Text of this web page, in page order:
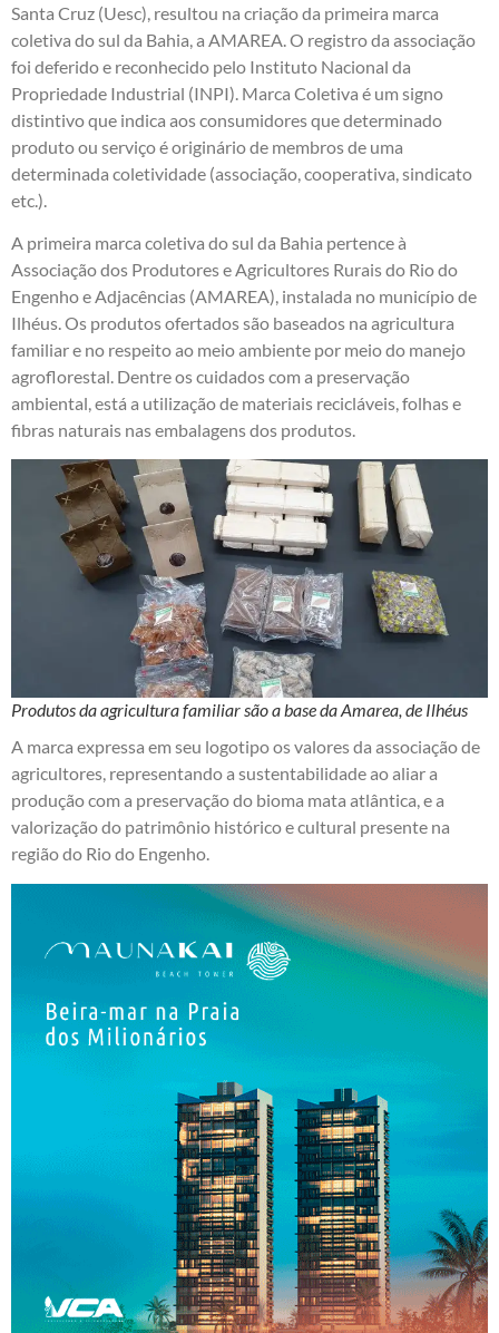
Santa Cruz (Uesc), resultou na criação da primeira marca
coletiva do sul da Bahia, a AMAREA. O registro da associação
foi deferido e reconhecido pelo Instituto Nacional da
Propriedade Industrial (INPI). Marca Coletiva é um signo
distintivo que indica aos consumidores que determinado
produto ou serviço é originário de membros de uma
determinada coletividade (associação, cooperativa, sindicato
etc.).
A primeira marca coletiva do sul da Bahia pertence à
Associação dos Produtores e Agricultores Rurais do Rio do
Engenho e Adjacências (AMAREA), instalada no município de
Ilhéus. Os produtos ofertados são baseados na agricultura
familiar e no respeito ao meio ambiente por meio do manejo
agroflorestal. Dentre os cuidados com a preservação
ambiental, está a utilização de materiais recicláveis, folhas e
fibras naturais nas embalagens dos produtos.
Produtos da agricultura familiar são a base da Amarea, de Ilhéus
A marca expressa em seu logotipo os valores da associação de
agricultores, representando a sustentabilidade ao aliar a
produção com a preservação do bioma mata atlântica, e a
valorização do patrimônio histórico e cultural presente na
região do Rio do Engenho.